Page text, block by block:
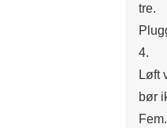
tre.
4.
Løft
bør
Fem.